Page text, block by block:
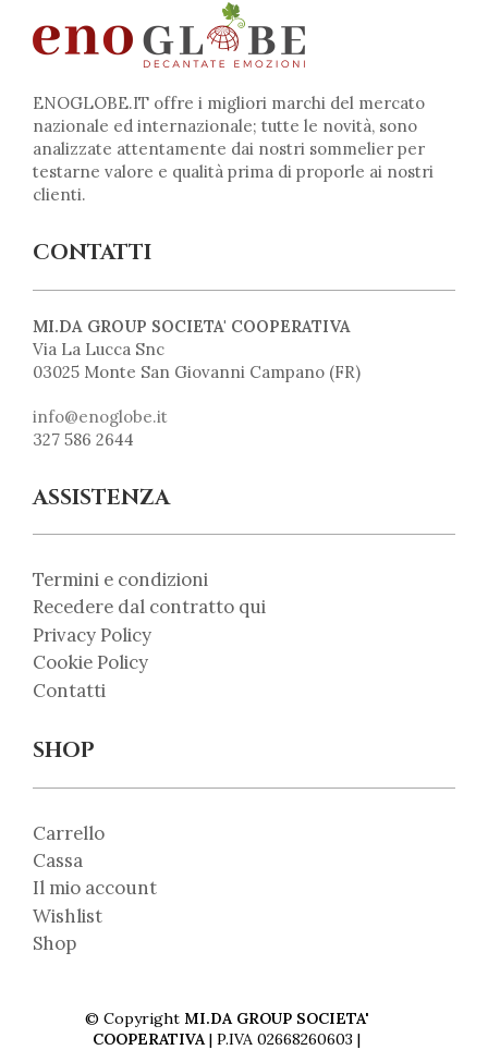
ENOGLOBE.IT offre i migliori marchi del mercato
nazionale ed internazionale; tutte le novità, sono
analizzate attentamente dai nostri sommelier per
testarne valore e qualità prima di proporle ai nostri
clienti.
CONTATTI
MI.DA GROUP SOCIETA' COOPERATIVA
Via La Lucca Snc
03025 Monte San Giovanni Campano (FR)
info@enoglobe.it
327 586 2644
ASSISTENZA
Termini e condizioni
Recedere dal contratto qui
Privacy Policy
Cookie Policy
Contatti
SHOP
Carrello
Cassa
Il mio account
Wishlist
Shop
© Copyright MI.DA GROUP SOCIETA'
COOPERATIVA| P.IVA 02668260603 |